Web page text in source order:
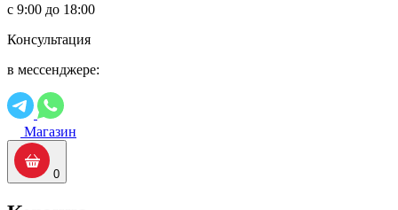
с 9:00 до 18:00
Консультация
в мессенджере:
Магазин
0